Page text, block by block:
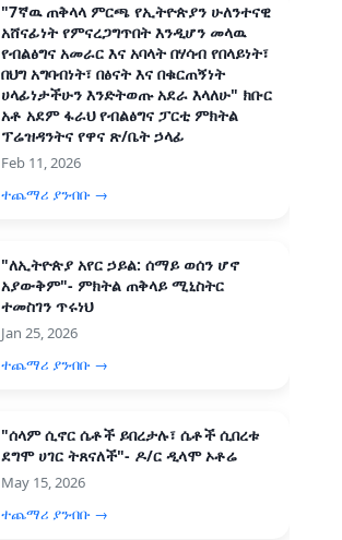
"7ኛዉ ጠቅላላ ምርጫ የኢትዮጵያን ሁለንተናዊ
አሸናፊነት የምናረጋግጥበት እንዲሆን መላዉ
የብልፅግና አመራር እና አባላት በሃሳብ የበላይነት፣
በህግ አግባብነት፣ በፅናት እና በቁርጠኝነት
ሀላፊነታችሁን እንድትወጡ አደራ እላለሁ" ክቡር
አቶ አደም ፋራህ የብልፅግና ፓርቲ ምክትል
ፕሬዝዳንትና የዋና ጽ/ቤት ኃላፊ
Feb 11, 2026
ተጨማሪ ያንብቡ →
"ለኢትዮጵያ አየር ኃይል: ሰማይ ወሰን ሆኖ
አያውቅም"- ምክትል ጠቅላይ ሚኒስትር
ተመስገን ጥሩነህ
Jan 25, 2026
ተጨማሪ ያንብቡ →
"ሰላም ሲኖር ሴቶች ይበረታሉ፣ ሴቶች ሲበረቱ
ደግሞ ሀገር ትጸናለች"- ዶ/ር ዲላሞ ኦቶሬ
May 15, 2026
ተጨማሪ ያንብቡ →